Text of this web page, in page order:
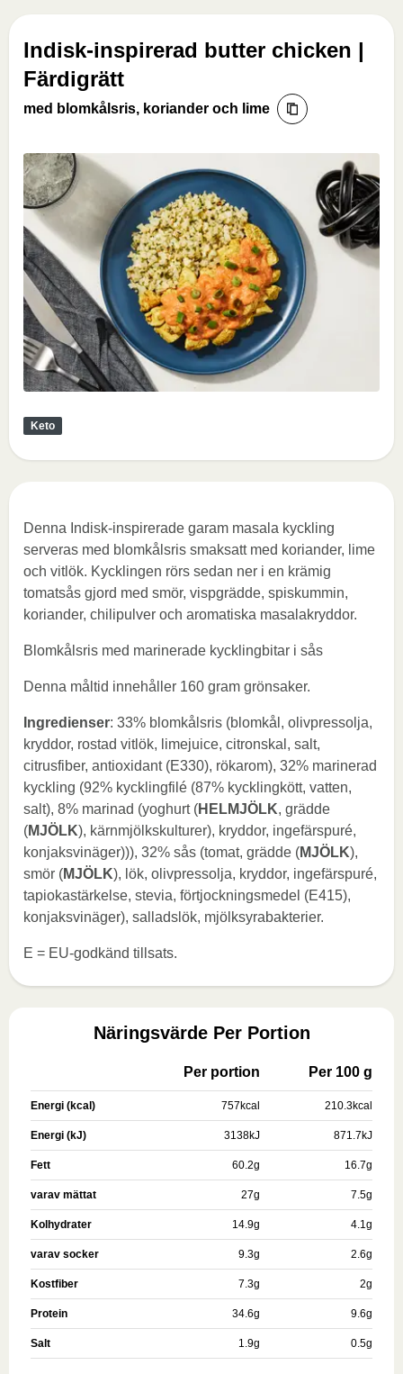
Indisk-inspirerad butter chicken |
Färdigrätt
med blomkålsris, koriander och lime
Keto
Denna Indisk-inspirerade garam masala kyckling
serveras med blomkålsris smaksatt med koriander, lime
och vitlök. Kycklingen rörs sedan ner i en krämig
tomatsås gjord med smör, vispgrädde, spiskummin,
koriander, chilipulver och aromatiska masalakryddor.
Blomkålsris med marinerade kycklingbitar i sås
Denna måltid innehåller 160 gram grönsaker.
Ingredienser: 33% blomkålsris (blomkål, olivpressolja,
kryddor, rostad vitlök, limejuice, citronskal, salt,
citrusfiber, antioxidant (E330), rökarom), 32% marinerad
kyckling (92% kycklingfilé (87% kycklingkött, vatten,
salt), 8% marinad (yoghurt (HELMJÖLK, grädde
(MJÖLK), kärnmjölkskulturer), kryddor, ingefärspuré,
konjaksvinäger))), 32% sås (tomat, grädde (MJÖLK),
smör (MJÖLK), lök, olivpressolja, kryddor, ingefärspuré,
tapiokastärkelse, stevia, förtjockningsmedel (E415),
konjaksvinäger), salladslök, mjölksyrabakterier.
E = EU-godkänd tillsats.
Näringsvärde Per Portion
Per portion Per 100 g
Energi (kcal) 757kcal 210.3kcal
Energi (kJ) 3138kJ 871.7kJ
Fett 60.2g 16.7g
varav mättat 27g 7.5g
Kolhydrater 14.9g 4.1g
varav socker 9.3g 2.6g
Kostfiber 7.3g 2g
Protein 34.6g 9.6g
Salt 1.9g 0.5g